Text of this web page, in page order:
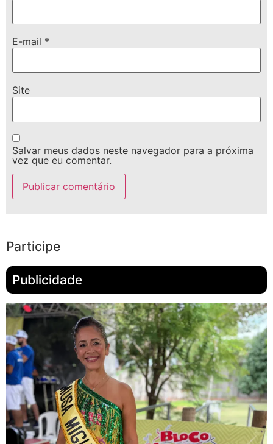
E-mail *
Site
Salvar meus dados neste navegador para a próxima
vez que eu comentar.
Participe
Publicidade